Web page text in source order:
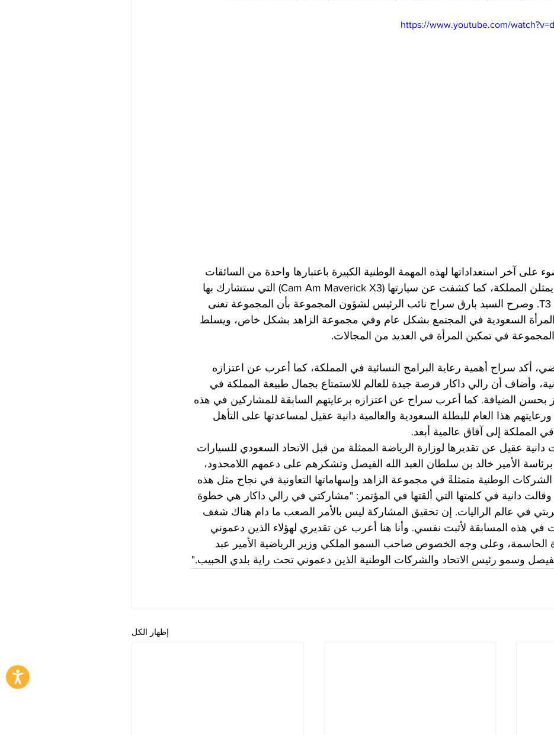
https://www.youtube.com/
على آخر استعداداتها لهذه المهمة الوطنية الكبيرة باعتبارها واحدة من السائقات
الطموحات اللاتي يمثلن المملكة، كما كشفت عن سيارتها (Cam Am Maverick X3) التي ستشارك بها
والمصنفة في فئة T3. وصرح السيد بارق سراج نائب الرئيس لشؤون المجموعة بأن المجموعة تعنى
المرأة السعودية في المجتمع بشكل عام وفي مجموعة الزاهد بشكل خاص، ويسلط
في تمكين المرأة في العديد من المجالات.
أكد سراج أهمية رعاية البرامج النسائية في المملكة، كما أعرب عن اعتزازه
وأضاف أن رالي داكار فرصة جيدة للعالم للاستمتاع بجمال طبيعة المملكة في
بحسن الضيافة. كما أعرب سراج عن اعتزازه برعايتهم السابقة للمشاركين في هذه
ورعايتهم هذا العام للبطلة السعودية والعالمية دانية عقيل لمساعدتها على التأهل
المملكة إلى آفاق عالمية أبعد.
دانية عقيل عن تقديرها لوزارة الرياضة الممثلة من قبل الاتحاد السعودي للسيارات
برئاسة الأمير خالد بن سلطان العبد الله الفيصل وتشكرهم على دعمهم اللامحدود،
الوطنية متمثلةً في مجموعة الزاهد وإسهاماتها التعاونية في نجاح مثل هذه
وقالت دانية في كلمتها التي ألقتها في المؤتمر: "مشاركتي في رالي داكار هي خطوة
في عالم الراليات. إن تحقيق المشاركة ليس بالأمر الصعب ما دام هناك شغف
في هذه المسابقة لأثبت نفسي. وأنا هنا أعرب عن تقديري لهؤلاء الذين دعموني
الحاسمة، وعلى وجه الخصوص صاحب السمو الملكي وزير الرياضية الأمير عبد
وسمو رئيس الاتحاد والشركات الوطنية الذين دعموني تحت راية بلدي الحبيب."
إظهار الكل